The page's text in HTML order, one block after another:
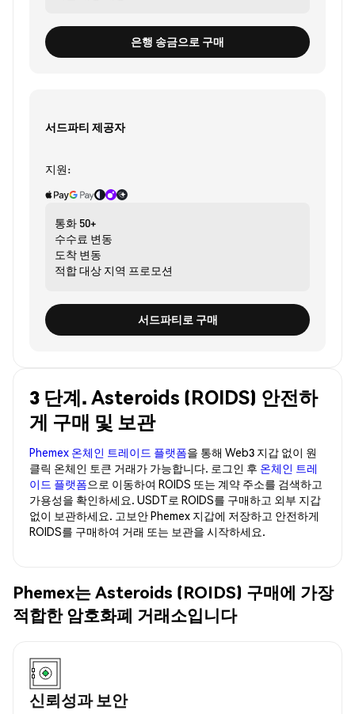
은행 송금으로 구매
서드파티 제공자
지원:
통화 50+
수수료 변동
도착 변동
적합 대상 지역 프로모션
서드파티로 구매
3 단계. Asteroids (ROIDS) 안전하
게 구매 및 보관
Phemex 온체인 트레이드 플랫폼을 통해 Web3 지갑 없이 원
클릭 온체인 토큰 거래가 가능합니다. 로그인 후 온체인 트레
이드 플랫폼으로 이동하여 ROIDS 또는 계약 주소를 검색하고
가용성을 확인하세요. USDT로 ROIDS를 구매하고 외부 지갑
없이 보관하세요. 고보안 Phemex 지갑에 저장하고 안전하게
ROIDS를 구매하여 거래 또는 보관을 시작하세요.
Phemex는 Asteroids (ROIDS) 구매에 가장
적합한 암호화폐 거래소입니다
신뢰성과 보안